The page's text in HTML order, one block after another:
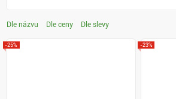
Dle názvu Dle ceny Dle slevy
-25% -23%